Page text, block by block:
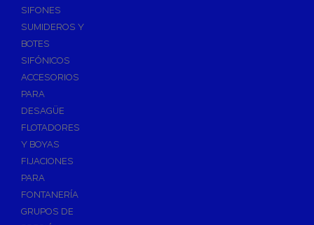
SIFONES
SUMIDEROS Y
BOTES
SIFÓNICOS
ACCESORIOS
PARA
DESAGÜE
FLOTADORES
Y BOYAS
FIJACIONES
PARA
FONTANERÍA
GRUPOS DE